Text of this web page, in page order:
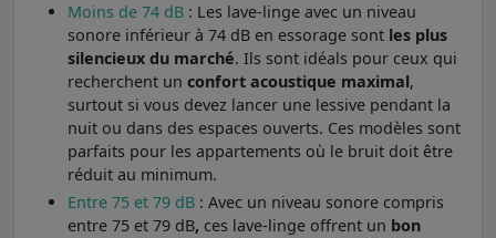
Moins de 74 dB : Les lave-linge avec un niveau
sonore inférieur à 74 dB en essorage sont les plus
silencieux du marché. Ils sont idéals pour ceux qui
recherchent un confort acoustique maximal,
surtout si vous devez lancer une lessive pendant la
nuit ou dans des espaces ouverts. Ces modèles sont
parfaits pour les appartements où le bruit doit être
réduit au minimum.
Entre 75 et 79 dB : Avec un niveau sonore compris
entre 75 et 79 dB, ces lave-linge offrent un bon